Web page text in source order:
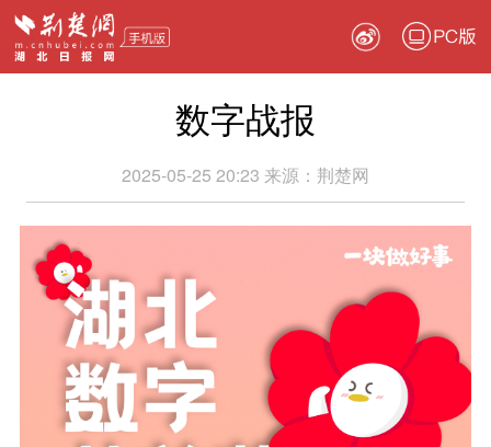
PC版
数字战报
2025-05-25 20:23 来源： 荆楚网